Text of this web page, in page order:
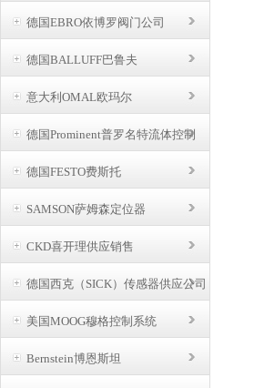
德国EBRO依博罗阀门公司
德国BALLUFF巴鲁夫
意大利OMAL欧玛尔
德国Prominent普罗名特流体控制
德国FESTO费斯托
SAMSON萨姆森定位器
CKD喜开理供应销售
德国西克（SICK）传感器供应公司
美国MOOG穆格控制系统
Bernstein博恩斯坦